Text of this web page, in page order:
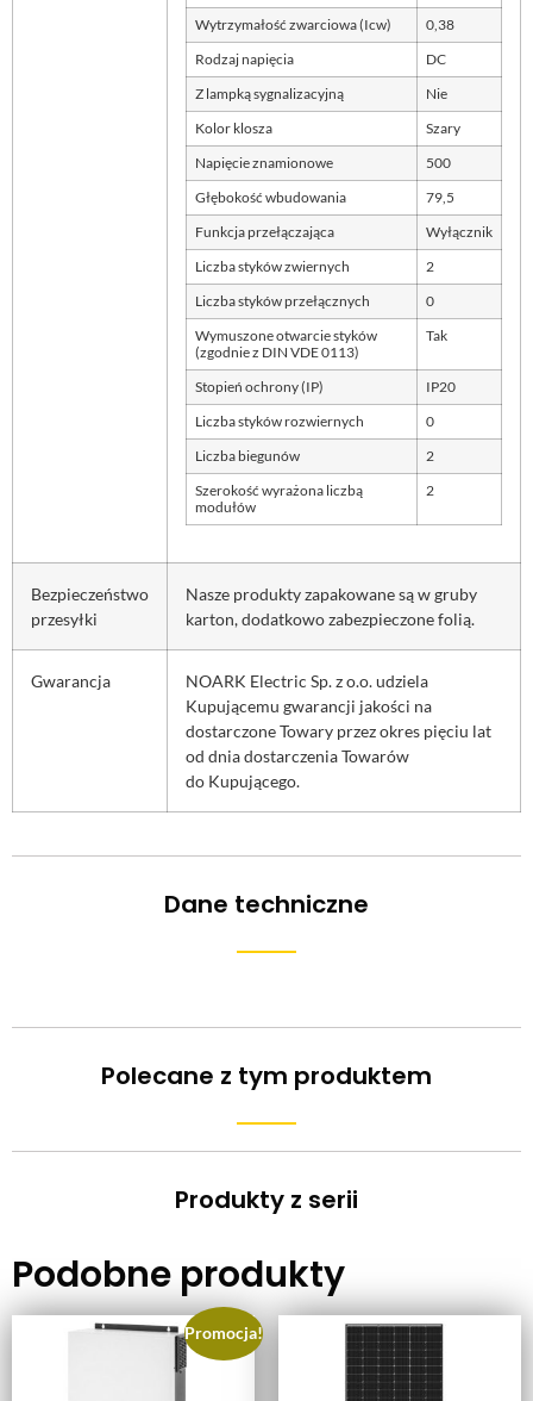
Wytrzymałość zwarciowa (Icw) 0,38
Rodzaj napięcia DC
Z lampką sygnalizacyjną Nie
Kolor klosza Szary
Napięcie znamionowe 500
Głębokość wbudowania 79,5
Funkcja przełączająca Wyłącznik
Liczba styków zwiernych 2
Liczba styków przełącznych 0
Wymuszone otwarcie styków
(zgodnie z DIN VDE 0113)
Tak
Stopień ochrony (IP) IP20
Liczba styków rozwiernych 0
Liczba biegunów 2
Szerokość wyrażona liczbą
modułów
2
Bezpieczeństwo
przesyłki
Nasze produkty zapakowane są w gruby
karton, dodatkowo zabezpieczone folią.
Gwarancja
NOARK Electric Sp. z o.o. udziela
Kupującemu gwarancji jakości na
dostarczone Towary przez okres pięciu lat
od dnia dostarczenia Towarów
do Kupującego.
Dane techniczne
Polecane z tym produktem
Produkty z serii
Podobne produkty
Promocja!